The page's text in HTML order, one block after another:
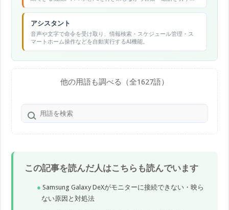
えられます。
アシスタント
音声や文字で命令を受け取り、情報検索・スケジュール管理・ス
マートホーム操作などを自動実行するAI機能。
他の用語も調べる（全1627語）
この記事を読んだ人はこちらも読んでいます
Samsung Galaxy DeXがモニターに接続できない・映ら
ない原因と対処法